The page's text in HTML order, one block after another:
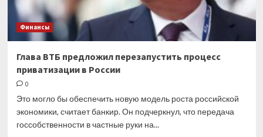
итоги
съезда
РСПП
Финансы
Глава ВТБ предложил перезапустить процесс
приватизации в России
0
Это могло бы обеспечить новую модель роста российской
экономики, считает банкир. Он подчеркнул, что передача
госсобственности в частные руки на...